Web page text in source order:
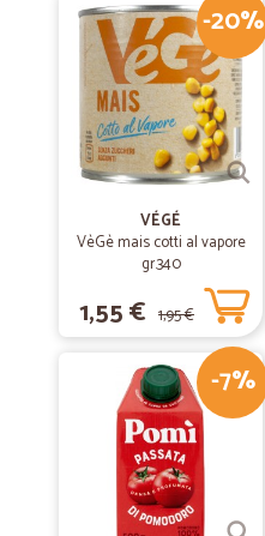
-20%
VÉGÉ
VèGè mais cotti al vapore
gr.340
1,55 € 1,95 €
-7%